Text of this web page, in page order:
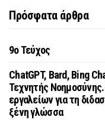
Πρόσφατα άρθρα
9o Τεύχος
ChatGPT, Bard, Bing
Τεχνητής
εργαλείων για τη
ξένη γλώσσα